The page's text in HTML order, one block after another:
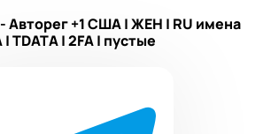
- Авторег +1 США | ЖЕН | RU имена
| 2FA | пустые